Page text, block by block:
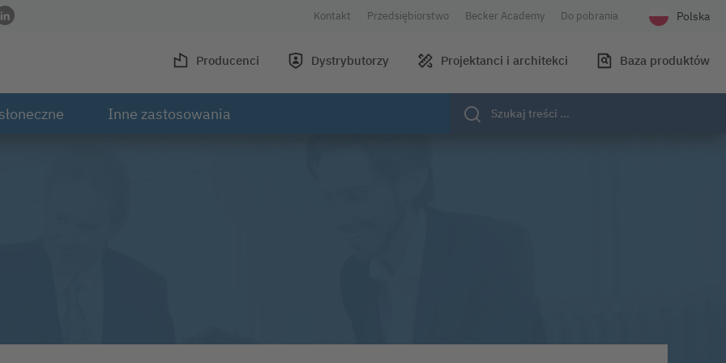
FacebookInstagram
w serwisie Youtube
profilu w serwisie Xing
Link do profilu w serwisie LinkedIn Kontakt Przedsiębiorstwo Becker Academy Do pobrania Polska
Producenci Dystrybutorzy Projektanci i architekci Baza produktów
Inne zastosowania